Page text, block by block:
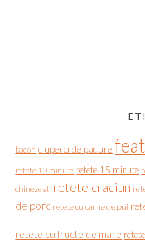
bacon ciuperci de padure feat
retete 10 minute retete 15 minute
chinezesti retete craciun
de porc retete cu carne de pui
retete cu fructe de mare